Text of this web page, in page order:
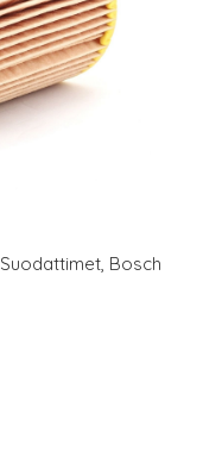
Suodattimet Bosch